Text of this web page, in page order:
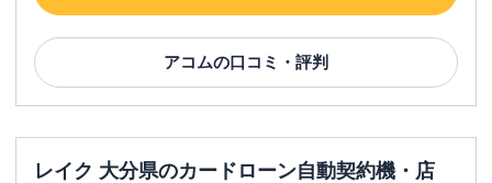
アコムの口コミ・評判
レイク 大分県のカードローン自動契約機・店